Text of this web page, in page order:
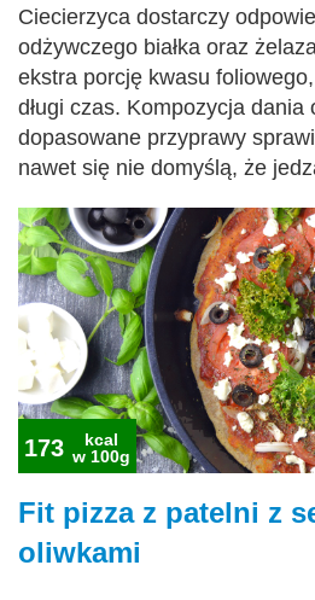
Ciecierzyca dostarczy
odżywczego białka oraz
ekstra porcję kwasu
długi czas. Kompozycja dania
dopasowane przyprawy
nawet się nie domyślą, że
173
kcal
w 100g
Fit pizza z patelni z
oliwkami